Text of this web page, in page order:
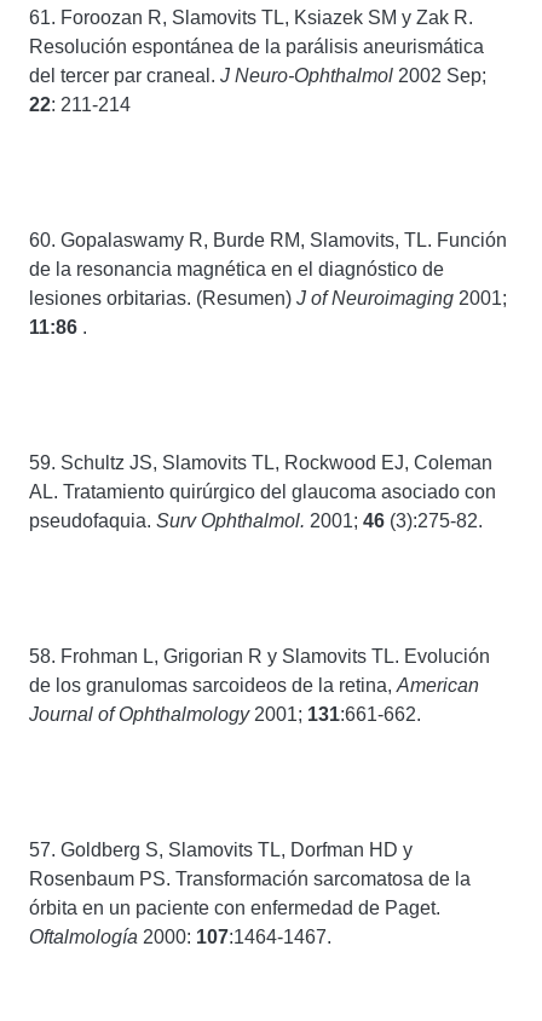
61. Foroozan R, Slamovits TL, Ksiazek SM y Zak R.
Resolución espontánea de la parálisis aneurismática
del tercer par craneal. J Neuro-Ophthalmol 2002 Sep;
22: 211-214
60. Gopalaswamy R, Burde RM, Slamovits, TL. Función
de la resonancia magnética en el diagnóstico de
lesiones orbitarias. (Resumen) J of Neuroimaging 2001;
11:86 .
59. Schultz JS, Slamovits TL, Rockwood EJ, Coleman
AL. Tratamiento quirúrgico del glaucoma asociado con
pseudofaquia. Surv Ophthalmol. 2001; 46 (3):275-82.
58. Frohman L, Grigorian R y Slamovits TL. Evolución
de los granulomas sarcoideos de la retina, American
Journal of Ophthalmology2001; 131:661-662.
57. Goldberg S, Slamovits TL, Dorfman HD y
Rosenbaum PS. Transformación sarcomatosa de la
órbita en un paciente con enfermedad de Paget.
Oftalmología 2000: 107:1464-1467.